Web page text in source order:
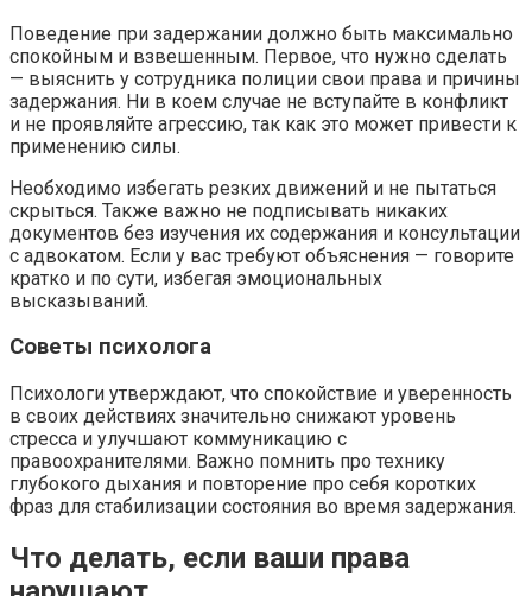
Поведение при задержании должно быть максимально
спокойным и взвешенным. Первое, что нужно сделать
— выяснить у сотрудника полиции свои права и причины
задержания. Ни в коем случае не вступайте в конфликт
и не проявляйте агрессию, так как это может привести к
применению силы.
Необходимо избегать резких движений и не пытаться
скрыться. Также важно не подписывать никаких
документов без изучения их содержания и консультации
с адвокатом. Если у вас требуют объяснения — говорите
кратко и по сути, избегая эмоциональных
высказываний.
Советы психолога
Психологи утверждают, что спокойствие и уверенность
в своих действиях значительно снижают уровень
стресса и улучшают коммуникацию с
правоохранителями. Важно помнить про технику
глубокого дыхания и повторение про себя коротких
фраз для стабилизации состояния во время задержания.
Что делать, если ваши права